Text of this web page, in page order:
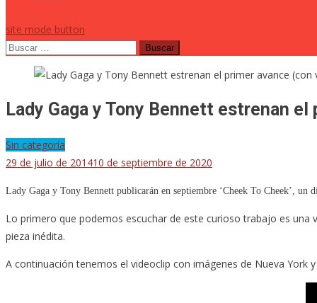
site mode button
Buscar:
Lady Gaga y Tony Bennett estrenan
Sin categoría
29 de julio de 201410 de septiembre de 2020
Lady Gaga y Tony Bennett publicarán en septiembre ‘Cheek To Cheek’, un
Lo primero que podemos escuchar de este curioso trabajo es una
pieza inédita.
A continuación tenemos el videoclip con imágenes de Nueva York